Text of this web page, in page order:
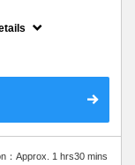
ーポンです★
ーブロー込●ロング料
べるシャンプー付き●
：Approx. 1 hrs30 mins